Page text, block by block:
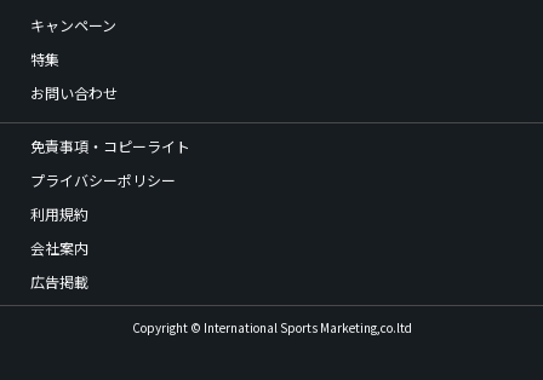
キャンペーン
特集
お問い合わせ
免責事項・コピーライト
プライバシーポリシー
利用規約
会社案内
広告掲載
Copyright © International Sports Marketing,co.ltd